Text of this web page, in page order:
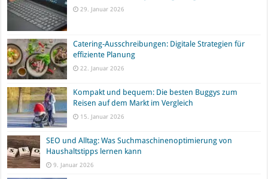
29. Januar 2026
Catering-Ausschreibungen: Digitale Strategien für
effiziente Planung
22. Januar 2026
Kompakt und bequem: Die besten Buggys zum
Reisen auf dem Markt im Vergleich
15. Januar 2026
SEO und Alltag: Was Suchmaschinenoptimierung von
Haushaltstipps lernen kann
9. Januar 2026